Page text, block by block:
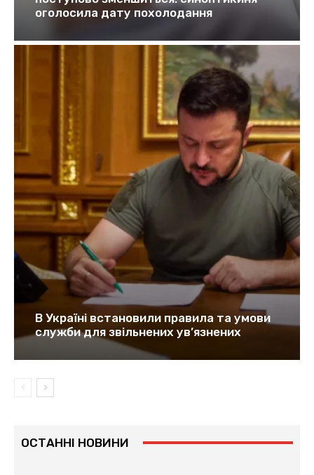
оголосила дату похолодання
В Україні встановили правила та умови
служби для звільнених ув’язнених
ОСТАННІ НОВИНИ